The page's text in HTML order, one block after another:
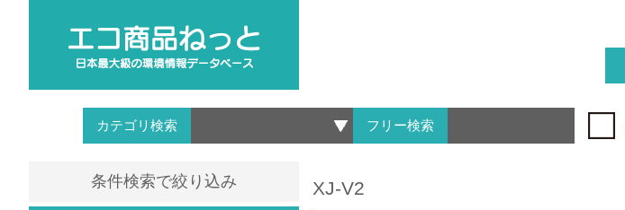
カテゴリ検索 フリー検索
条件検索で絞り込み XJ-V2